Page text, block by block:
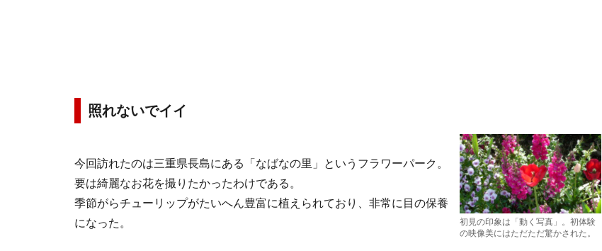
照れないでイイ
初見の印象は「動く写真」。初体験
の映像美にはただただ驚かされた。
今回訪れたのは三重県長島にある「なばなの里」というフラワーパーク。
要は綺麗なお花を撮りたかったわけである。
季節がらチューリップがたいへん豊富に植えられており、非常に目の保養
になった。